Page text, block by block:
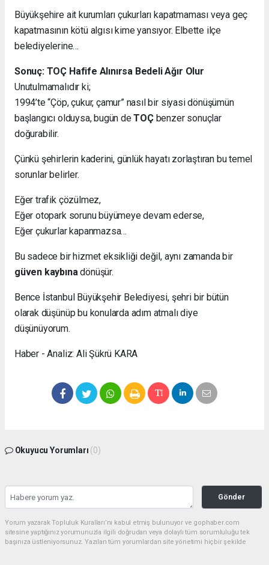
Büyükşehire ait kurumları çukurları kapatmaması veya geç
kapatmasının kötü algısı kime yansıyor. Elbette ilçe
belediyelerine…
Sonuç: TOÇ Hafife Alınırsa Bedeli Ağır Olur
Unutulmamalıdır ki;
1994’te “Çöp, çukur, çamur” nasıl bir siyasi dönüşümün
başlangıcı olduysa, bugün deTOÇbenzer sonuçlar
doğurabilir.
Çünkü şehirlerin kaderini, günlük hayatı zorlaştıran bu temel
sorunlar belirler.
Eğer trafik çözülmez,
Eğer otopark sorunu büyümeye devam ederse,
Eğer çukurlar kapanmazsa…
Bu sadece bir hizmet eksikliği değil, aynı zamanda bir
güven kaybınadönüşür.
Bence İstanbul Büyükşehir Belediyesi, şehri bir bütün
olarak düşünüp bu konularda adım atmalı diye
düşünüyorum.
Haber - Analiz: Ali Şükrü KARA
Okuyucu Yorumları (0)
Gönder
Yorum yazarak Topluluk Kuralları’nı kabul etmiş bulunuyor ve gophaber.com
sitesine yaptığınız yorumunuzla ilgili doğrudan veya dolaylı tüm sorumluluğu tek
başınıza üstleniyorsunuz. Yazılan tüm yorumlardan site yönetimi hiçbir şekilde